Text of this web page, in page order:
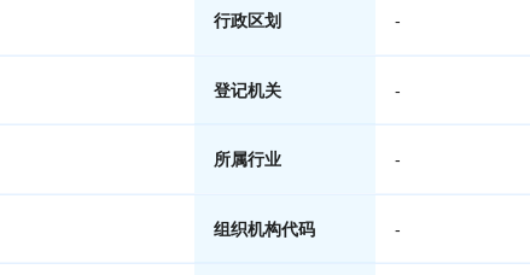
行政区划 -
登记机关 -
所属行业 -
组织机构代码 -